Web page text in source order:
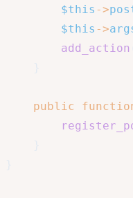
$this ->
$this ->
add_action
public